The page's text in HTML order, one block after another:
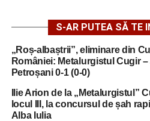
S-AR PUTEA SĂ TE
„Roș-albaștrii”, eliminare din
României: Metalurgistul Cugir –
Petroșani 0-1 (0-0)
Ilie Arion de la „Metalurgistul”
locul III, la concursul de șah
Alba Iulia